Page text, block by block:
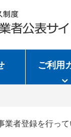
ご利用
者登録を行っ